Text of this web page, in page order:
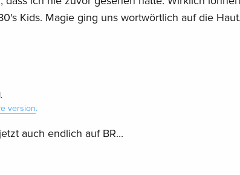
Kids. Magie ging uns wortwörtlich auf die Haut.
.
version.
auch endlich auf BR...